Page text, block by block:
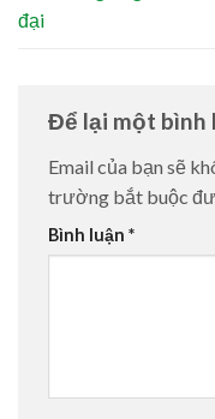
đại
Để lại một bình
Email của bạn sẽ
trường bắt buộc
Bình luận *